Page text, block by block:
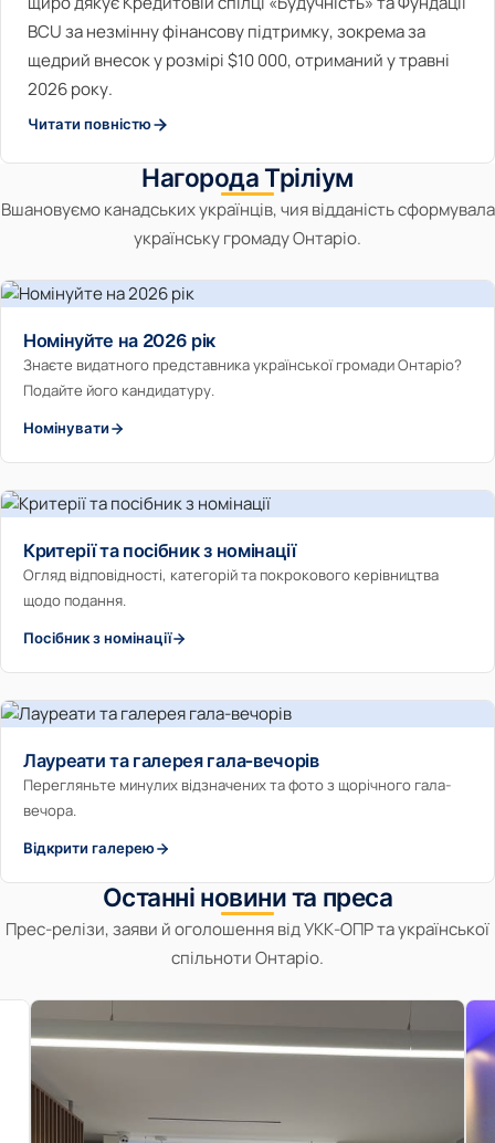
BCU за незмінну фінансову підтримку, зокрема за
щедрий внесок у розмірі $10 000, отриманий у травні
2026 року.
Читати повністю
Нагорода Тріліум
Вшановуємо канадських українців, чия відданість сформувала
українську громаду Онтаріо.
Номінуйте на 2026 рік
Знаєте видатного представника української громади Онтаріо?
Подайте його кандидатуру.
Номінувати
Критерії та посібник з номінації
Огляд відповідності, категорій та покрокового керівництва
щодо подання.
Посібник з номінації
Лауреати та галерея гала-вечорів
Перегляньте минулих відзначених та фото з щорічного гала-
вечора.
Відкрити галерею
Останні новини та преса
Прес-релізи, заяви й оголошення від УКК-ОПР та української
спільноти Онтаріо.